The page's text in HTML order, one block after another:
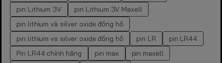
pin Lithium 3V
pin Lithium 3V Maxell
pin lithium và silver oxide đồng hồ
pin lithium vs silver oxide đồng hồ
pin LR
pin LR44
Pin LR44 chính hãng
pin max
pin maxell